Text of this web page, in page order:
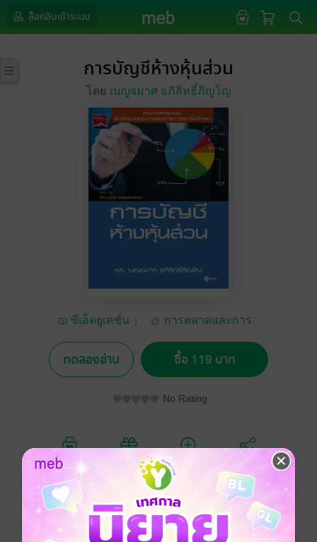
ล็อกอินเข้าระบบ
การบัญชีห้างหุ้นส่วน
โดย เบญจมาศ อภิสิทธิ์ภิญโญ
ซีเอ็ดยูเคชั่น
การตลาดและการ
ทดลองอ่าน ซื้อ 119 บาท
No Rating
อยากได้ ซื้อเป็นของขวัญ แชร์
หนังสือเล่มนี้อธิบายรายละเอียดตั้งแต่ลักษณะของห้างหุ้น
ส่วนให้รู้เป็นเบื้องต้นของการดำเนินงาน จากนั้นจะเข้าสู่